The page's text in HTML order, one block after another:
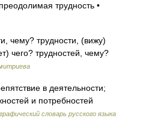
трудность •
чему? трудности, (вижу)
чего? трудностей, чему?
в деятельности;
и потребностей
словарь русского языка